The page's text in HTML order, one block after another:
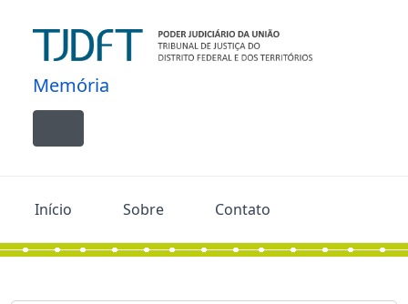
Memória
Toggle navigation
Início Sobre Contato